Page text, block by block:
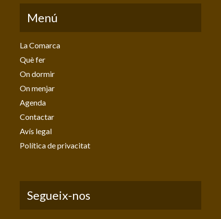
Menú
La Comarca
Què fer
On dormir
On menjar
Agenda
Contactar
Avís legal
Política de privacitat
Segueix-nos